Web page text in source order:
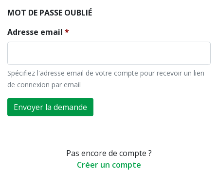
MOT DE PASSE OUBLIÉ
Adresse email
Spécifiez l'adresse email de votre compte pour recevoir un lien
de connexion par email
Envoyer la demande
Pas encore de compte ?
Créer un compte